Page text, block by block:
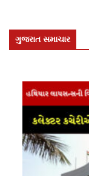
ગુજરાત સમાચાર